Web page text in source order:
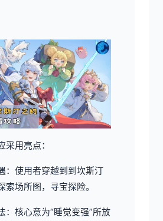
采用亮点：
：使用者穿越到到坎斯汀
索场所图，寻宝探险。
：核心意为“睡觉变强”所放